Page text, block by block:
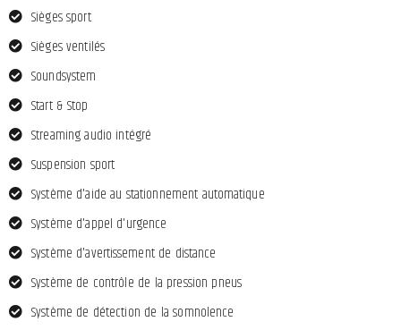
Sièges sport
Sièges ventilés
Soundsystem
Start & Stop
Streaming audio intégré
Suspension sport
Système d'aide au stationnement automatique
Système d'appel d'urgence
Système d'avertissement de distance
Système de contrôle de la pression pneus
Système de détection de la somnolence